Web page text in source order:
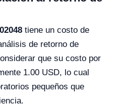
tiene un costo de
de retorno de
que su costo por
1.00 USD, lo cual
pequeños que